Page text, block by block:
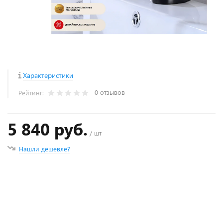
Характеристики
Рейтинг: 0 отзывов
5 840 руб. / шт
Нашли дешевле?